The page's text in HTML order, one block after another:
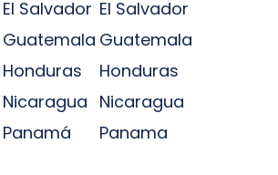
El Salvador El Salvador
Guatemala Guatemala
Honduras
Honduras
Nicaragua Nicaragua
Panamá
Panama